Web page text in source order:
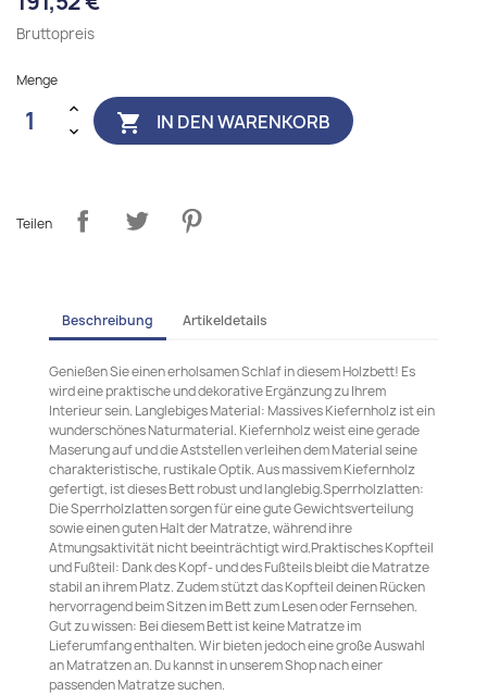
Bruttopreis
Menge
 IN DEN WARENKORB
Teilen
Beschreibung Artikeldetails
Genießen Sie einen erholsamen Schlaf in diesem Holzbett! Es
wird eine praktische und dekorative Ergänzung zu Ihrem
Interieur sein. Langlebiges Material: Massives Kiefernholz ist ein
wunderschönes Naturmaterial. Kiefernholz weist eine gerade
Maserung auf und die Aststellen verleihen dem Material seine
charakteristische, rustikale Optik. Aus massivem Kiefernholz
gefertigt, ist dieses Bett robust und langlebig.Sperrholzlatten:
Die Sperrholzlatten sorgen für eine gute Gewichtsverteilung
sowie einen guten Halt der Matratze, während ihre
Atmungsaktivität nicht beeinträchtigt wird.Praktisches Kopfteil
und Fußteil: Dank des Kopf- und des Fußteils bleibt die Matratze
stabil an ihrem Platz. Zudem stützt das Kopfteil deinen Rücken
hervorragend beim Sitzen im Bett zum Lesen oder Fernsehen.
Gut zu wissen: Bei diesem Bett ist keine Matratze im
Lieferumfang enthalten. Wir bieten jedoch eine große Auswahl
an Matratzen an. Du kannst in unserem Shop nach einer
passenden Matratze suchen.